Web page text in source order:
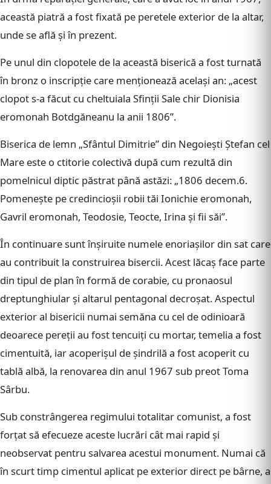
această piatră a fost fixată pe peretele exterior de la altar,
unde se află şi în prezent.
Pe unul din clopotele de la această biserică a fost turnată
în bronz o inscripţie care menţionează acelaşi an: „acest
clopot s-a făcut cu cheltuiala Sfinţii Sale chir Dionisia
eromonah Botdgăneanu la anii 1806”.
Biserica de lemn „Sfântul Dimitrie” din Negoieşti Ştefan cel
Mare este o ctitorie colectivă după cum rezultă din
pomelnicul diptic păstrat până astăzi: „1806 decem.6.
Pomeneşte pe credincioşii robii tăi Ionichie eromonah,
Gavril eromonah, Teodosie, Teocte, Irina şi fii săi”.
În continuare sunt înşiruite numele enoriaşilor din sat care
au contribuit la construirea bisercii. Acest lăcaş face parte
din tipul de plan în formă de corabie, cu pronaosul
dreptunghiular şi altarul pentagonal decroşat. Aspectul
exterior al bisericii numai semăna cu cel de odinioară
deoarece pereţii au fost tencuiţi cu mortar, temelia a fost
cimentuită, iar acoperişul de şindrilă a fost acoperit cu
tablă albă, la renovarea din anul 1967 sub preot Toma
Sârbu.
Sub constrângerea regimului totalitar comunist, a fost
forţat să efecueze aceste lucrări cât mai rapid şi
neobservat pentru salvarea acestui monument. Numai că
în scurt timp cimentul aplicat pe exterior direct pe bârne, a